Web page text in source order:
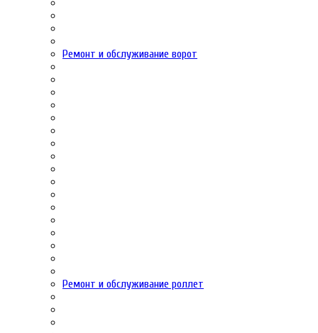
Ремонт и обслуживание ворот
Ремонт и обслуживание роллет